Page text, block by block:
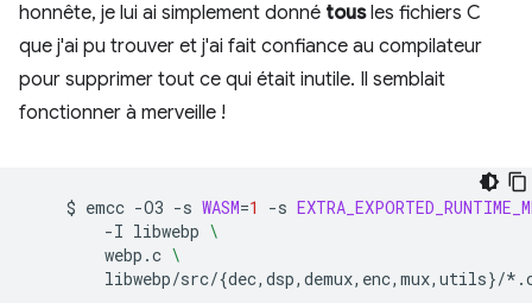
honnête, je lui ai simplement donné tousles fichiers C
que j'ai pu trouver et j'ai fait confiance au compilateur
pour supprimer tout ce qui était inutile. Il semblait
fonctionner à merveille !
$ emcc -O3 -s WASM=1 -s
-I libwebp \
webp.c \
libwebp/src/{dec,dsp,demux,enc,mux,utils}